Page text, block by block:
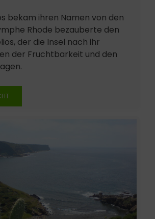
bekam ihren Namen von den
Rhode bezauberte den
der die Insel nach ihr
der Fruchtbarkeit und den